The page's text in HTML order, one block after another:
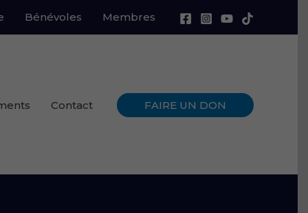
Bénévoles Membres
Contact FAIRE UN DON